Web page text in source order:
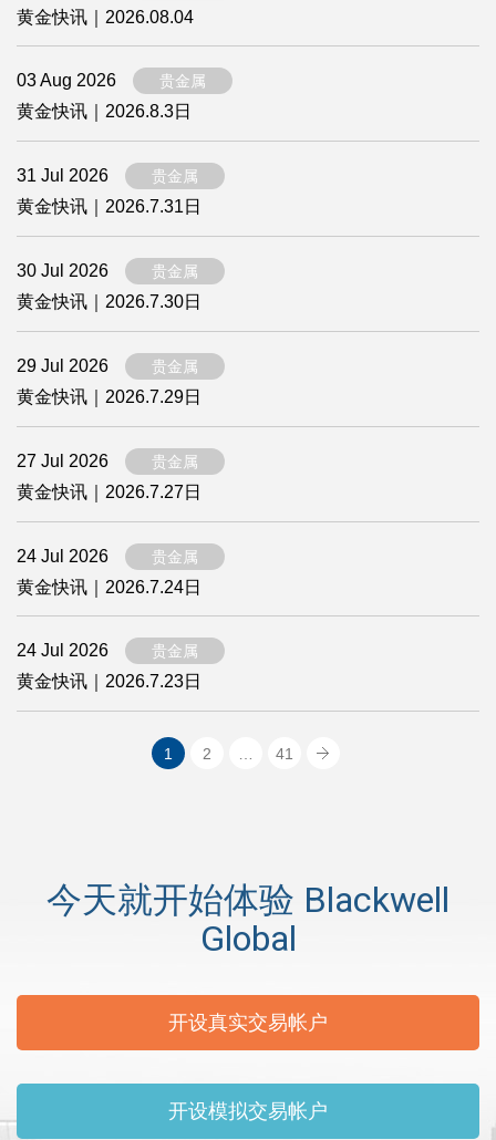
黄金快讯｜2026.08.04
03 Aug 2026 贵金属
黄金快讯｜2026.8.3日
31 Jul 2026 贵金属
黄金快讯｜2026.7.31日
30 Jul 2026 贵金属
黄金快讯｜2026.7.30日
29 Jul 2026 贵金属
黄金快讯｜2026.7.29日
27 Jul 2026 贵金属
黄金快讯｜2026.7.27日
24 Jul 2026 贵金属
黄金快讯｜2026.7.24日
24 Jul 2026 贵金属
黄金快讯｜2026.7.23日
1 2 41
今天就开始体验 Blackwell
Global
开设真实交易帐户
开设模拟交易帐户